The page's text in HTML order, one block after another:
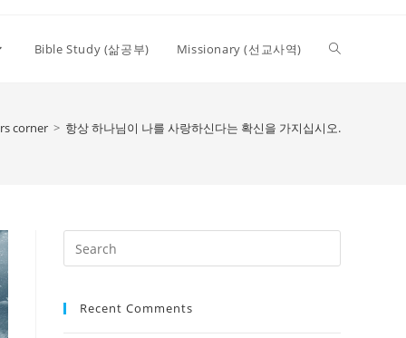
Bible Study (삶공부) Missionary (선교사역) Toggle
corner > 항상 하나님이 나를 사랑하신다는 확신을 가지십시오.
Escape
Recent Comments